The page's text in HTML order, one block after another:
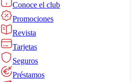
Conoce el club
Promociones
Revista
Tarjetas
Seguros
Préstamos